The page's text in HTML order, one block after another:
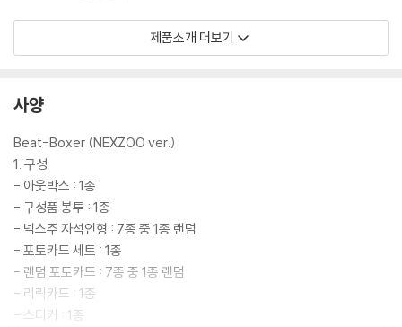
최근 NEXZ는 일본 15개 도시 18회 공연 규모의 첫 단독 라이브 투어 'NEX
Z LIVE TOUR 2025 "One Bite"'("원 바이트")를 성황리 마쳤다. 현지 정
만 명 이상의 관객을 동원하는 등 뚜렷한 성과를 거뒀다. 10월 25일과 26
CIAL CONCERT [ONE BEAT]'([원 비트])를 개최하고 NEX2Y와 특별
한 컴백 전야를 완성했다.
눈부신 성장을 거듭하고 있는 NEXZ가 패기와 열정으로 가득 채운 신보 'B
eat-Boxer'로 K팝 팬심을 두드리고 2025년 가을 가요계 짜릿한 한 방을
날린다.
** 트랙리스트 추후 공개 **
제품소개 더보기
사양
Beat-Boxer (NEXZOO ver.)
1. 구성
- 아웃박스 : 1종
- 구성품 봉투 : 1종
- 넥스주 자석인형 : 7종 중 1종 랜덤
- 포토카드 세트 : 1종
- 랜덤 포토카드 : 7종 중 1종 랜덤
- 리릭카드 : 1종
- 스티커 : 1종